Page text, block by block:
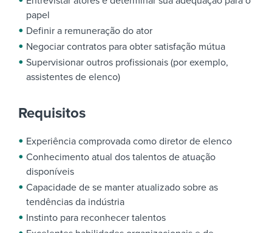
papel
Definir a remuneração do ator
Negociar contratos para obter satisfação mútua
Supervisionar outros profissionais (por exemplo,
assistentes de elenco)
Requisitos
Experiência comprovada como diretor de elenco
Conhecimento atual dos talentos de atuação
disponíveis
Capacidade de se manter atualizado sobre as
tendências da indústria
Instinto para reconhecer talentos